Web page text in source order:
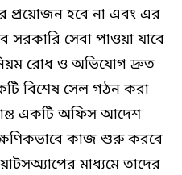
প্রয়োজন হবে না এবং এর
সরকারি সেবা পাওয়া যাবে
রোধ ও অভিযোগ দ্রুত
বিশেষ সেল গঠন করা
একটি অফিস আদেশ
কাজ শুরু করবে
মাধ্যমে তাদের